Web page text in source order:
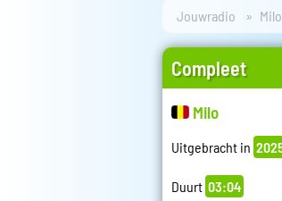
Jouwradio
Compleet
Milo
Uitgebracht in
Duurt 03:04